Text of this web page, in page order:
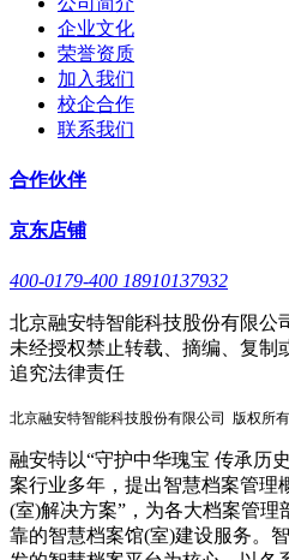
企业文化
荣誉资质
加入我们
校企合作
联系我们
合作伙伴
京东店铺
400-0179-400 18910137932
北京融安特智能科技股份有限公
未经授权禁止转载、摘编、复制
追究法律责任
北京融安特智能科技股份有限公司 版权所
融安特以“守护中华瑰宝 传承历
案行业多年，提出智慧档案管理
(室)解决方案”，为各大档案管
靠的智慧档案馆(室)建设服务。